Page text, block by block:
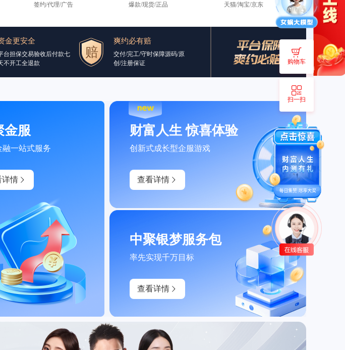
签约/代理/广告 爆款/现货/正品 天猫/淘宝/京东
金更安全
台担保交易验收后付款七
不开工全退款
爽约必有赔
交付/完工/守时保障源码/原
创/注册保证
金服
融一站式服务
详情
财富人生 惊喜体验
创新式成长型企服游戏
查看详情
中聚银梦服务包
率先实现千万目标
查看详情
购物车
扫一扫